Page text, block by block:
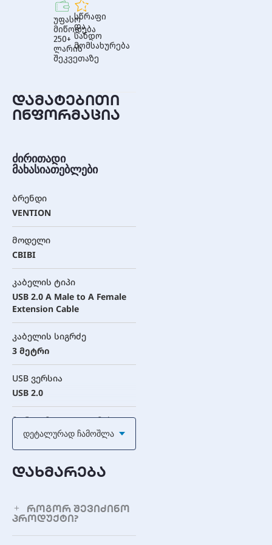
უფასო
მიწოდება
250+
ლარის
შეკვეთაზე
სწრაფი
და
სანდო
მომსახურება
დამატებითი
ინფორმაცია
ძირითადი
მახასიათებლები
ბრენდი
VENTION
მოდელი
CBIBI
კაბელის ტიპი
USB 2.0 A Male to A Female
Extension Cable
კაბელის სიგრძე
3 მეტრი
USB ვერსია
USB 2.0
მონაცემთა გადაცემის
სიჩქარე
480 Mbps-მდე
კონექტორი A
კონექტორი B
Დეტალურად Ჩამოშლა
დახმარება
როგორ შევიძინო
პროდუქტი?